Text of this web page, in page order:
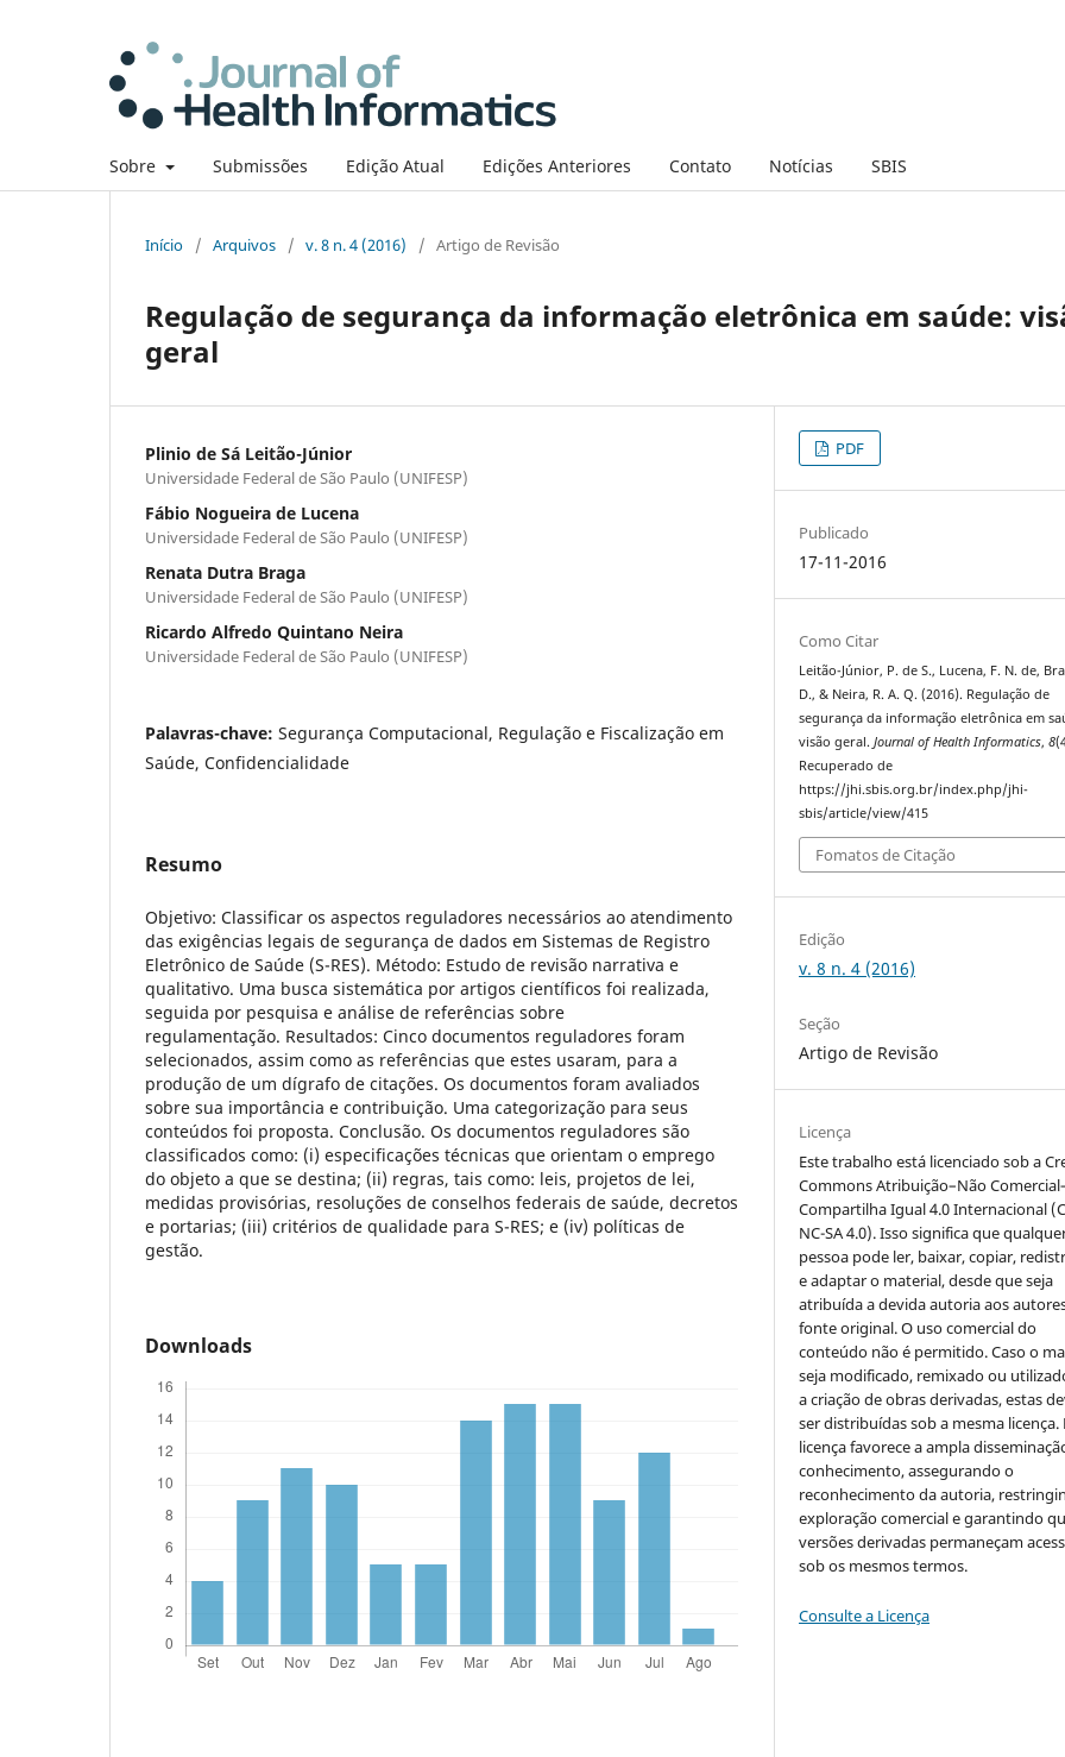
Sobre Submissões Edição Atual Edições Anteriores Contato Notícias SBIS
Início / Arquivos / v. 8 n. 4 (2016) / Artigo de Revisão
Regulação de segurança da informação eletrônica em saúde:
geral
Plinio de Sá Leitão-Júnior
Universidade Federal de São Paulo (UNIFESP)
Fábio Nogueira de Lucena
Universidade Federal de São Paulo (UNIFESP)
Renata Dutra Braga
Universidade Federal de São Paulo (UNIFESP)
Ricardo Alfredo Quintano Neira
Universidade Federal de São Paulo (UNIFESP)
Palavras-chave: Segurança Computacional, Regulação e Fiscalização em
Saúde, Confidencialidade
Resumo
Objetivo: Classificar os aspectos reguladores necessários ao atendimento
das exigências legais de segurança de dados em Sistemas de Registro
Eletrônico de Saúde (S-RES). Método: Estudo de revisão narrativa e
qualitativo. Uma busca sistemática por artigos científicos foi realizada,
seguida por pesquisa e análise de referências sobre
regulamentação. Resultados: Cinco documentos reguladores foram
selecionados, assim como as referências que estes usaram, para a
produção de um dígrafo de citações. Os documentos foram avaliados
sobre sua importância e contribuição. Uma categorização para seus
conteúdos foi proposta. Conclusão. Os documentos reguladores são
classificados como: (i) especificações técnicas que orientam o emprego
do objeto a que se destina; (ii) regras, tais como: leis, projetos de lei,
medidas provisórias, resoluções de conselhos federais de saúde, decretos
e portarias; (iii) critérios de qualidade para S-RES; e (iv) políticas de
gestão.
Downloads
PDF
Publicado
17-11-2016
Como Citar
Leitão-Júnior, P. de S., Lucena, F. N. de,
D., & Neira, R. A. Q. (2016). Regulação de
segurança da informação eletrônica em
visão geral.Journal of Health Informatics,8
Recuperado de
https://jhi.sbis.org.br/index.php/jhi-
sbis/article/view/415
Fomatos de Citação
Edição
v. 8 n. 4 (2016)
Seção
Artigo de Revisão
Licença
Este trabalho está licenciado sob a
Commons Atribuição–Não
Compartilha Igual 4.0 Internacional
NC-SA 4.0). Isso significa que
pessoa pode ler, baixar, copiar,
e adaptar o material, desde que seja
atribuída a devida autoria aos
fonte original. O uso comercial do
conteúdo não é permitido. Caso o
seja modificado, remixado ou
a criação de obras derivadas, estas
ser distribuídas sob a mesma licença.
licença favorece a ampla
conhecimento, assegurando o
reconhecimento da autoria,
exploração comercial e garantindo
versões derivadas permaneçam
sob os mesmos termos.
Consulte a Licença